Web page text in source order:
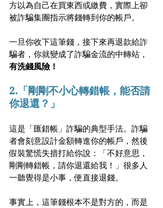
方以為自己在買東西或繳費，實際上卻
被詐騙集團指示將錢轉到你的帳戶。
一旦你收下這筆錢，接下來再退款給詐
騙者，你就變成了詐騙金流的中轉站，
有洗錢風險！
2.「剛剛不小心轉錯帳，能否請
你退還？」
這是「匯錯帳」詐騙的典型手法。詐騙
者會刻意設計金額轉進你的帳戶，然後
假裝驚慌失措打給你說：「不好意思，
剛剛轉錯帳，請你退還給我！」很多人
一聽覺得是小事，便直接退錢。
事實上，這筆錢根本不是對方的，而是